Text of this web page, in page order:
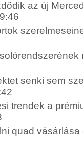
az új
senki sem
trendek a
quad